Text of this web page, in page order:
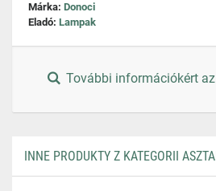
Márka: Donoci
Eladó: Lampak
További információkért
INNE PRODUKTY Z KATEGORII